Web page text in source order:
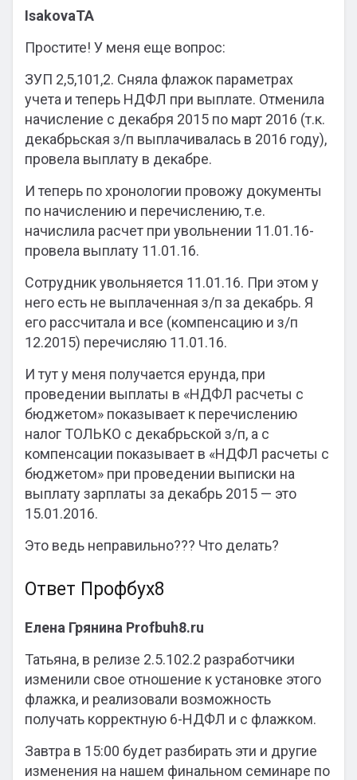
IsakovaTA
Простите! У меня еще вопрос:
ЗУП 2,5,101,2. Сняла флажок параметрах
учета и теперь НДФЛ при выплате. Отменила
начисление с декабря 2015 по март 2016 (т.к.
декабрьская з/п выплачивалась в 2016 году),
провела выплату в декабре.
И теперь по хронологии провожу документы
по начислению и перечислению, т.е.
начислила расчет при увольнении 11.01.16-
провела выплату 11.01.16.
Сотрудник увольняется 11.01.16. При этом у
него есть не выплаченная з/п за декабрь. Я
его рассчитала и все (компенсацию и з/п
12.2015) перечисляю 11.01.16.
И тут у меня получается ерунда, при
проведении выплаты в «НДФЛ расчеты с
бюджетом» показывает к перечислению
налог ТОЛЬКО с декабрьской з/п, а с
компенсации показывает в «НДФЛ расчеты с
бюджетом» при проведении выписки на
выплату зарплаты за декабрь 2015 — это
15.01.2016.
Это ведь неправильно??? Что делать?
Ответ Профбух8
Елена Грянина Profbuh8.ru
Татьяна, в релизе 2.5.102.2 разработчики
изменили свое отношение к установке этого
флажка, и реализовали возможность
получать корректную 6-НДФЛ и с флажком.
Завтра в 15:00 будет разбирать эти и другие
изменения на нашем финальном семинаре по